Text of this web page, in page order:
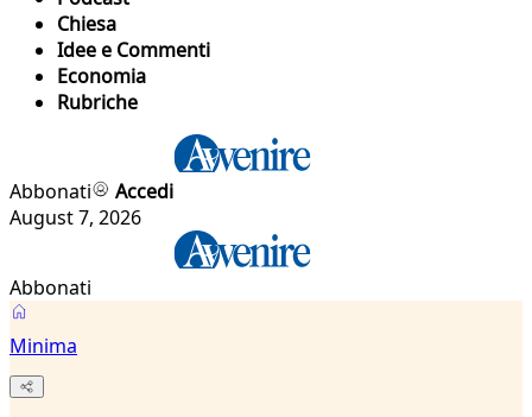
Chiesa
Idee e Commenti
Economia
Rubriche
Abbonati
Accedi
August 7, 2026
Abbonati
Minima